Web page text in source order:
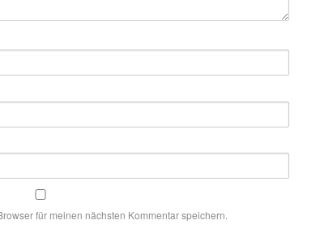
für meinen nächsten Kommentar speichern.